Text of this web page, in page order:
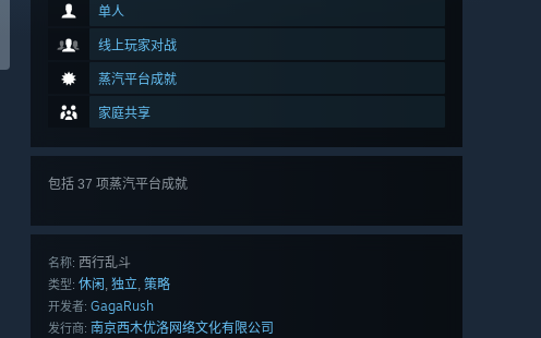
单人
线上玩家对战
蒸汽平台成就
家庭共享
包括 37 项蒸汽平台成就
名称: 西行乱斗
类型: 休闲, 独立, 策略
开发者: GagaRush
发行商: 南京西木优洛网络文化有限公司